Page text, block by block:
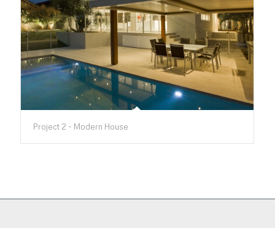
Project 2 - Modern House